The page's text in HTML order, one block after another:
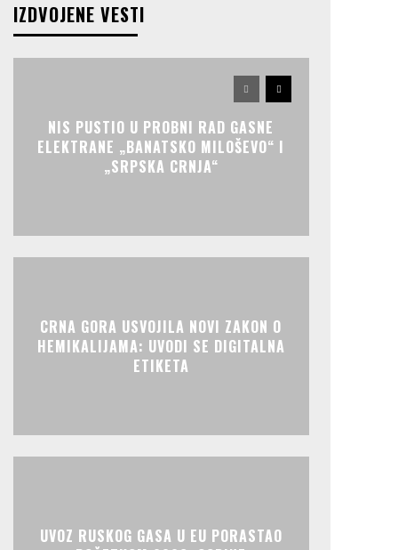
IZDVOJENE VESTI
NIS PUSTIO U PROBNI RAD GASNE
ELEKTRANE „BANATSKO MILOŠEVO“ I
„SRPSKA CRNJA“
CRNA GORA USVOJILA NOVI ZAKON O
HEMIKALIJAMA: UVODI SE DIGITALNA
ETIKETA
UVOZ RUSKOG GASA U EU PORASTAO